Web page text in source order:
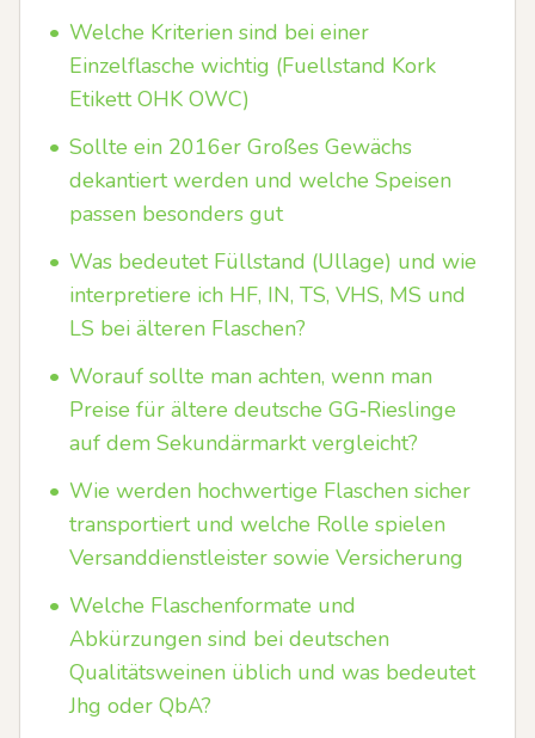
• Welche Kriterien sind bei einer
Einzelflasche wichtig (Fuellstand Kork
Etikett OHK OWC)
• Sollte ein 2016er Großes Gewächs
dekantiert werden und welche Speisen
passen besonders gut
• Was bedeutet Füllstand (Ullage) und wie
interpretiere ich HF, IN, TS, VHS, MS und
LS bei älteren Flaschen?
• Worauf sollte man achten, wenn man
Preise für ältere deutsche GG‑Rieslinge
auf dem Sekundärmarkt vergleicht?
• Wie werden hochwertige Flaschen sicher
transportiert und welche Rolle spielen
Versanddienstleister sowie Versicherung
• Welche Flaschenformate und
Abkürzungen sind bei deutschen
Qualitätsweinen üblich und was bedeutet
Jhg oder QbA?